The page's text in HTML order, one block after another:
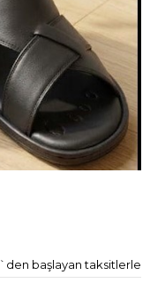
`den başlayan taksitlerle